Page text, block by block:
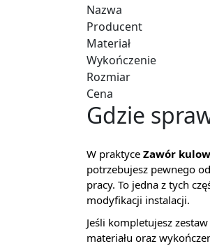
Nazwa
Producent
Materiał
Wykończenie
Rozmiar
Cena
Gdzie
W praktyce Zawór
potrzebujesz pewnego
pracy. To jedna z tych
modyfikacji instalacji.
Jeśli kompletujesz
materiału oraz